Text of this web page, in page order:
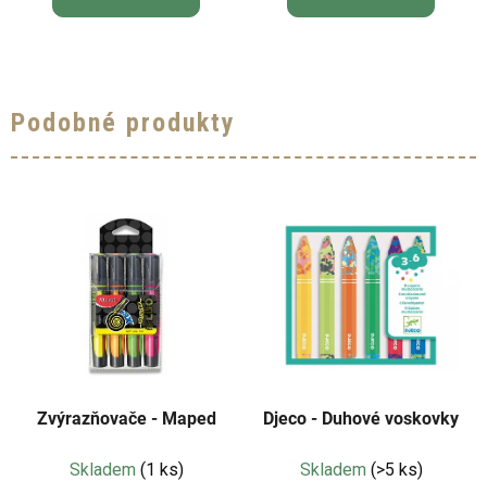
Podobné produkty
Zvýrazňovače - Maped
Skladem (1 ks)
Djeco - Duhové voskovky
Skladem (>5 ks)